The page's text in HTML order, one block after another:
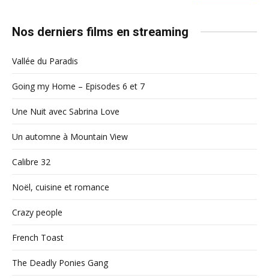
Nos derniers films en streaming
Vallée du Paradis
Going my Home – Episodes 6 et 7
Une Nuit avec Sabrina Love
Un automne à Mountain View
Calibre 32
Noël, cuisine et romance
Crazy people
French Toast
The Deadly Ponies Gang